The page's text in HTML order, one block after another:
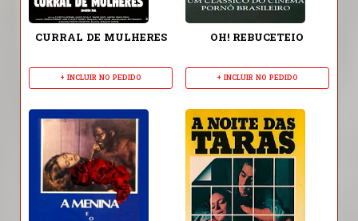
CURRAL DE MULHERES
+ INCLUIR NO PEDIDO
OH! REBUCETEIO
+ INCLUIR NO PEDIDO